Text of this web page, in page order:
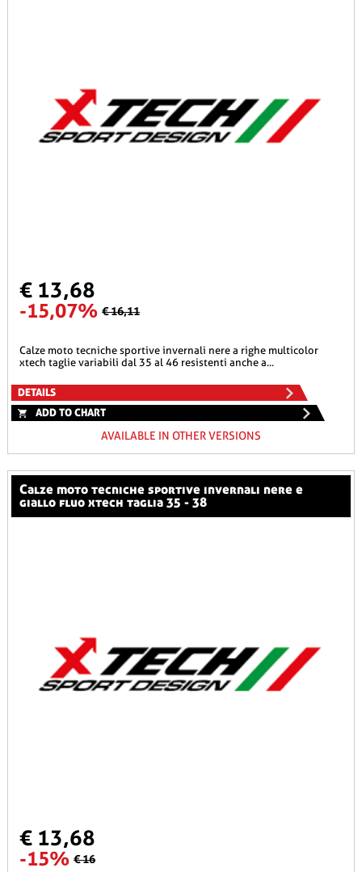
€ 13,68
-15,07% € 16,11
calze moto tecniche sportive invernali nere a righe multicolor
xtech taglie variabili dal 35 al 46 resistenti anche a...
DETAILS
ADD TO CHART
AVAILABLE IN OTHER VERSIONS
calze moto tecniche sportive invernali nere e
giallo fluo xtech taglia 35 - 38
€ 13,68
-15% € 16